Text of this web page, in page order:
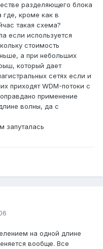
разделяющего блока
где, кроме как в
такая схема?
если используется
стоимость
а при небольших
который дает
сетях если и
приходят WDM-потоки с
применение
волны, да с
запуталась
на одной длине
вообще. Все